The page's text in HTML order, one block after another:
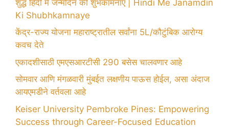
शुद्ध हिंदी में जन्मदिन की शुभकामनाएं | Hindi Me Janamdin
Ki Shubhkamnaye
केंद्र-राज्य योजना महाराष्ट्रातील सर्वांना 5L/कौटुंबिक आरोग्य
कवच देते
एकादशीसाठी एमएसआरटीसी 290 बसेस चालवणार आहे
सोमवार आणि मंगळवारी मुंबईत लक्षणीय पाऊस होईल, असा अंदाज
आयएमडीने वर्तवला आहे
Keiser University Pembroke Pines: Empowering
Success through Career-Focused Education